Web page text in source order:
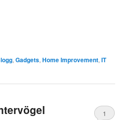
,Gadgets,Home Improvement,IT
1